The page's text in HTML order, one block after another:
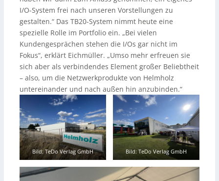
I/O-System frei nach unseren Vorstellungen zu
gestalten.“ Das TB20-System nimmt heute eine
spezielle Rolle im Portfolio ein. „Bei vielen
Kundengesprächen stehen die I/Os gar nicht im
Fokus“, erklärt Eichmüller. „Umso mehr erfreuen sie
sich aber als verbindendes Element großer Beliebtheit
– also, um die Netzwerkprodukte von Helmholz
untereinander und nach außen hin anzubinden.“
Bild: TeDo Verlag GmbH Bild: TeDo Verlag GmbH